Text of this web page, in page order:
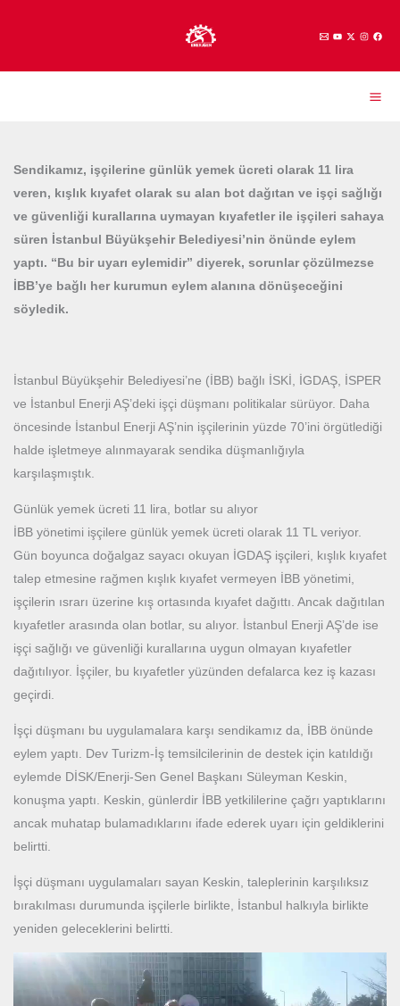
Sendikamız, işçilerine günlük yemek ücreti olarak 11 lira
veren, kışlık kıyafet olarak su alan bot dağıtan ve işçi sağlığı
ve güvenliği kurallarına uymayan kıyafetler ile işçileri sahaya
süren İstanbul Büyükşehir Belediyesi’nin önünde eylem
yaptı. “Bu bir uyarı eylemidir” diyerek, sorunlar çözülmezse
İBB’ye bağlı her kurumun eylem alanına dönüşeceğini
söyledik.
İstanbul Büyükşehir Belediyesi’ne (İBB) bağlı İSKİ, İGDAŞ, İSPER
ve İstanbul Enerji AŞ’deki işçi düşmanı politikalar sürüyor. Daha
öncesinde İstanbul Enerji AŞ’nin işçilerinin yüzde 70’ini örgütlediği
halde işletmeye alınmayarak sendika düşmanlığıyla
karşılaşmıştık.
Günlük yemek ücreti 11 lira, botlar su alıyor
İBB yönetimi işçilere günlük yemek ücreti olarak 11 TL veriyor.
Gün boyunca doğalgaz sayacı okuyan İGDAŞ işçileri, kışlık kıyafet
talep etmesine rağmen kışlık kıyafet vermeyen İBB yönetimi,
işçilerin ısrarı üzerine kış ortasında kıyafet dağıttı. Ancak dağıtılan
kıyafetler arasında olan botlar, su alıyor. İstanbul Enerji AŞ’de ise
işçi sağlığı ve güvenliği kurallarına uygun olmayan kıyafetler
dağıtılıyor. İşçiler, bu kıyafetler yüzünden defalarca kez iş kazası
geçirdi.
İşçi düşmanı bu uygulamalara karşı sendikamız da, İBB önünde
eylem yaptı. Dev Turizm-İş temsilcilerinin de destek için katıldığı
eylemde DİSK/Enerji-Sen Genel Başkanı Süleyman Keskin,
konuşma yaptı. Keskin, günlerdir İBB yetkililerine çağrı yaptıklarını
ancak muhatap bulamadıklarını ifade ederek uyarı için geldiklerini
belirtti.
İşçi düşmanı uygulamaları sayan Keskin, taleplerinin karşılıksız
bırakılması durumunda işçilerle birlikte, İstanbul halkıyla birlikte
yeniden geleceklerini belirtti.
Video